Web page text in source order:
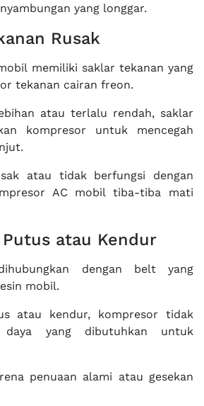
yang longgar.
Rusak
memiliki saklar tekanan yang
tekanan cairan freon.
atau terlalu rendah, saklar
kompresor untuk mencegah
atau tidak berfungsi dengan
AC mobil tiba-tiba mati
atau Kendur
dengan belt yang
mobil.
atau kendur, kompresor tidak
daya yang dibutuhkan untuk
penuaan alami atau gesekan